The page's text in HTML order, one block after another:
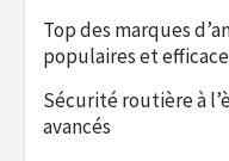
Top des marques
populaires et
Sécurité routière à
avancés